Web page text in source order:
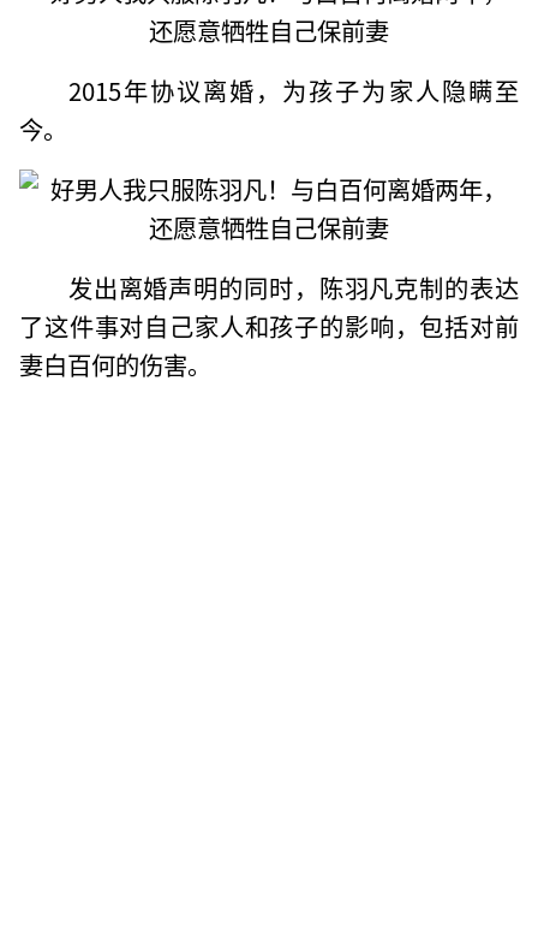
2015年协议离婚，为孩子为家人隐瞒至
今。
发出离婚声明的同时，陈羽凡克制的表达
了这件事对自己家人和孩子的影响，包括对前
妻白百何的伤害。